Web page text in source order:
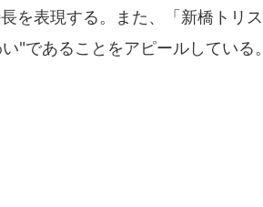
を表現する。また、「新橋トリス
"であることをアピールしている。